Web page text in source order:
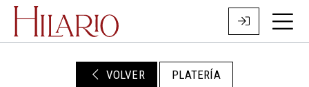
VOLVER PLATERÍA